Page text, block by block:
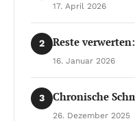
17. April 2026
2 Reste
16. Januar 2026
3 Chronische
26. Dezember 2025